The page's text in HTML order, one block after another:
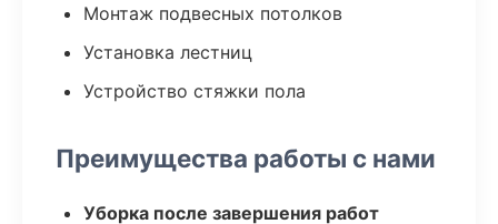
Монтаж подвесных потолков
Установка лестниц
Устройство стяжки пола
Преимущества работы с нами
Уборка после завершения работ